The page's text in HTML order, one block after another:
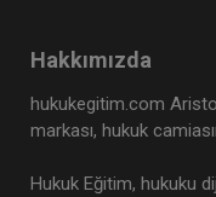
Tüketici Hukuku
Hakkımızda
hukukegitim.com
markası, hukuk
Hukuk Eğitim, hukuku